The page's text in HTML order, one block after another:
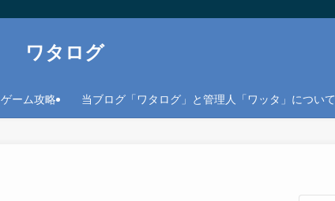
ワタログ
ゲーム攻略 当ブログ「ワタログ」と管理人「ワッタ」について